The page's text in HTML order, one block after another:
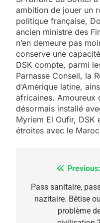
ambition de jouer un
politique française,
ancien ministre des
n’en demeure pas
conserve une
DSK compte, parmi
Parnasse Conseil, la
d’Amérique latine,
africaines. Amoureux
désormais installé
Myriem El Oufir, DSK
étroites avec le
Navigation
de
l’article
Previous:
Pass sanitaire,
nazitaire. Bêtise ou
problème